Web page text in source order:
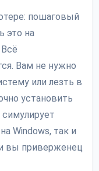
пошаговый
это на
Вам не нужно
или лезть в
установить
Windows, так и
вы приверженец